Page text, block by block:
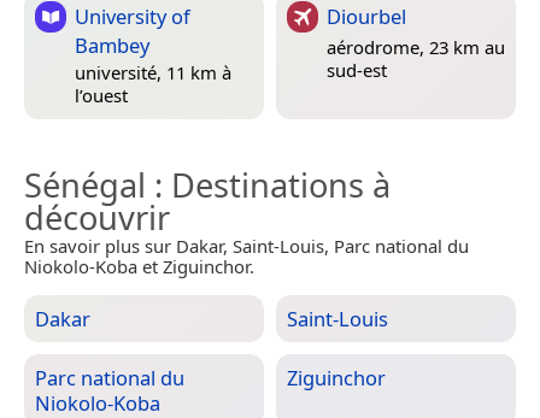
University of
Bambey
université, 11 km à
l’ouest
Diourbel
aérodrome, 23 km au
sud-est
Sénégal : Destinations à
découvrir
En savoir plus sur Dakar, Saint-Louis, Parc national du
Niokolo-Koba et Ziguinchor.
Dakar Saint-Louis
Parc national du
Niokolo-Koba
Ziguinchor